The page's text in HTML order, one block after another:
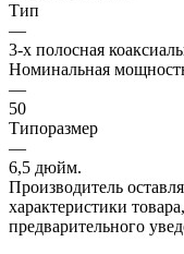
Тип
—
3-х полосная
Номинальная
—
50
Типоразмер
—
6,5 дюйм.
Производитель
характеристики
предварительного